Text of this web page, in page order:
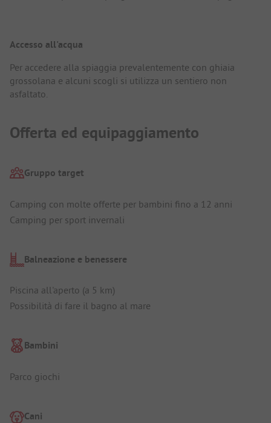
Accesso all'acqua
Per accedere alla spiaggia prevalentemente con ghiaia
grossolana e alcuni scogli si utilizza un sentiero non
asfaltato.
Offerta ed equipaggiamento
Gruppo target
Camping con molte offerte per bambini fino a 12 anni
Camping per sport invernali
Balneazione e benessere
Piscina all'aperto (a 5 km)
Possibilità di fare il bagno al mare
Bambini
Parco giochi
Cani